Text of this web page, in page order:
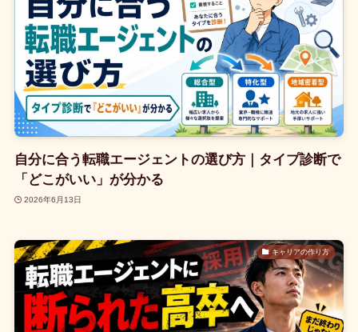
自分に合う転職エージェントの選び方｜タイプ診断で
「どこがいい」が分かる
2026年6月13日
キャリアの作り方